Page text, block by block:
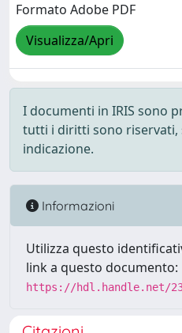
Formato Adobe PDF
Visualizza/Apri
I documenti in IRIS sono
tutti i diritti sono riservati,
indicazione.
Informazioni
Utilizza questo
link a questo documento:
https://hdl.handle.net/